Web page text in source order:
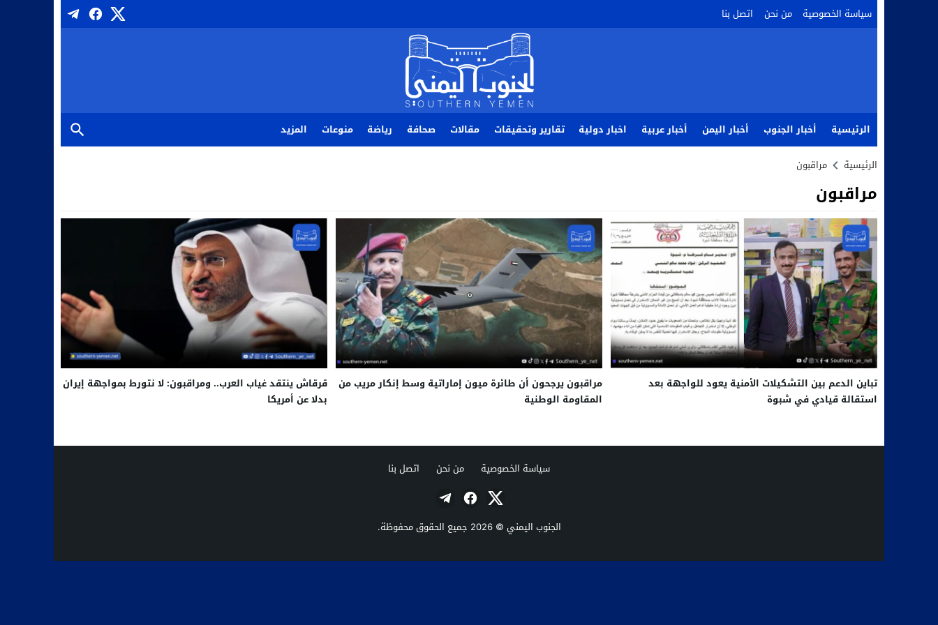
سياسة الخصوصية من نحن اتصل بنا
الرئيسية أخبار الجنوب أخبار اليمن أخبار عربية اخبار دولية تقارير وتحقيقات مقالات صحافة رياضة منوعات المزيد
الرئيسية مراقبون
مراقبون
تباين الدعم بين التشكيلات الأمنية يعود للواجهة بعد
استقالة قيادي في شبوة
مراقبون يرجحون أن طائرة ميون إماراتية وسط إنكار مريب من
المقاومة الوطنية
قرقاش ينتقد غياب العرب.. ومراقبون: لا نتورط بمواجهة إيران
بدلا عن أمريكا
سياسة الخصوصية من نحن اتصل بنا
الجنوب اليمني © 2026 جميع الحقوق محفوظة.